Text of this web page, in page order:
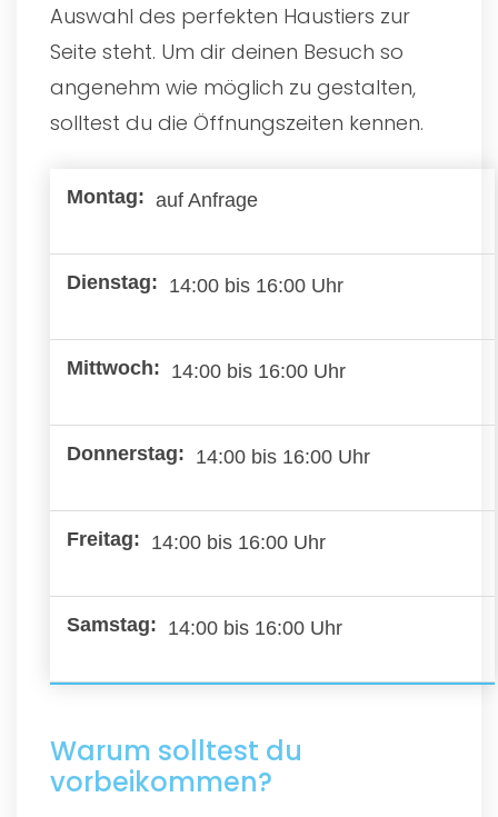
Auswahl des perfekten Haustiers zur
Seite steht. Um dir deinen Besuch so
angenehm wie möglich zu gestalten,
solltest du die Öffnungszeiten kennen.
auf Anfrage
14:00 bis 16:00 Uhr
14:00 bis 16:00 Uhr
14:00 bis 16:00 Uhr
14:00 bis 16:00 Uhr
14:00 bis 16:00 Uhr
Warum solltest du
vorbeikommen?